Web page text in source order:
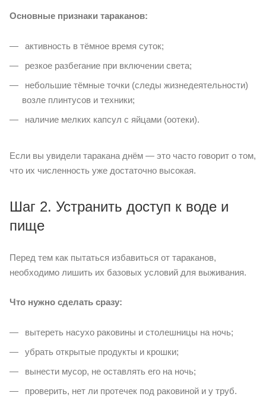
Основные признаки тараканов:
активность в тёмное время суток;
резкое разбегание при включении света;
небольшие тёмные точки (следы жизнедеятельности)
возле плинтусов и техники;
наличие мелких капсул с яйцами (оотеки).
Если вы увидели таракана днём — это часто говорит о том,
что их численность уже достаточно высокая.
Шаг 2. Устранить доступ к воде и
пище
Перед тем как пытаться избавиться от тараканов,
необходимо лишить их базовых условий для выживания.
Что нужно сделать сразу:
вытереть насухо раковины и столешницы на ночь;
убрать открытые продукты и крошки;
вынести мусор, не оставлять его на ночь;
проверить, нет ли протечек под раковиной и у труб.